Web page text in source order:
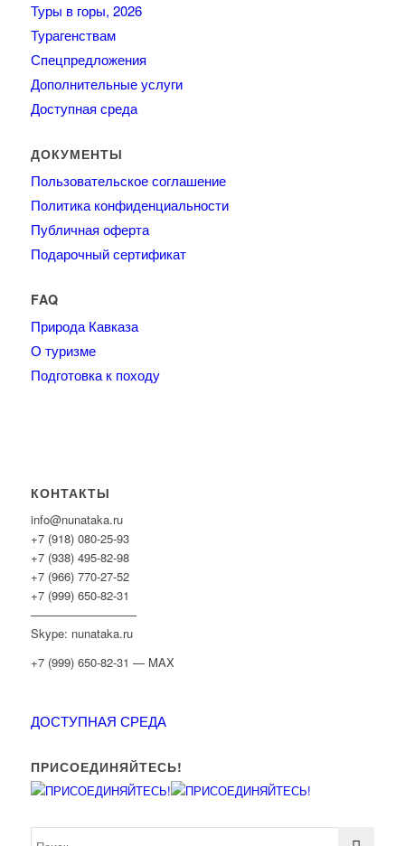
Туры в горы, 2026
Турагенствам
Спецпредложения
Дополнительные услуги
Доступная среда
ДОКУМЕНТЫ
Пользовательское соглашение
Политика конфиденциальности
Публичная оферта
Подарочный сертификат
FAQ
Природа Кавказа
О туризме
Подготовка к походу
КОНТАКТЫ
info@nunataka.ru
+7 (918) 080-25-93
+7 (938) 495-82-98
+7 (966) 770-27-52
+7 (999) 650-82-31
—————————
Skype: nunataka.ru
+7 (999) 650-82-31 — MAX
ДОСТУПНАЯ СРЕДА
ПРИСОЕДИНЯЙТЕСЬ!